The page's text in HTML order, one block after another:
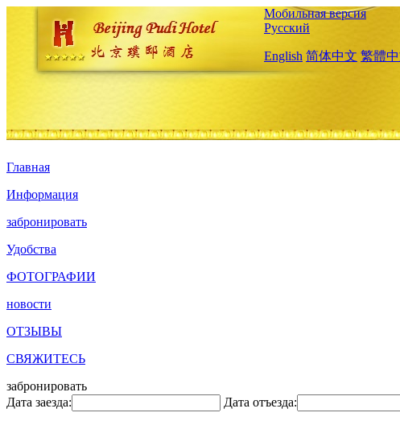
Мобильная версия
Русский
English 简体中文 繁體
Главная
Информация
забронировать
Удобства
ФОТОГРАФИИ
новости
ОТЗЫВЫ
СВЯЖИТЕСЬ
забронировать
Дата заезда:
Дата отъезда: